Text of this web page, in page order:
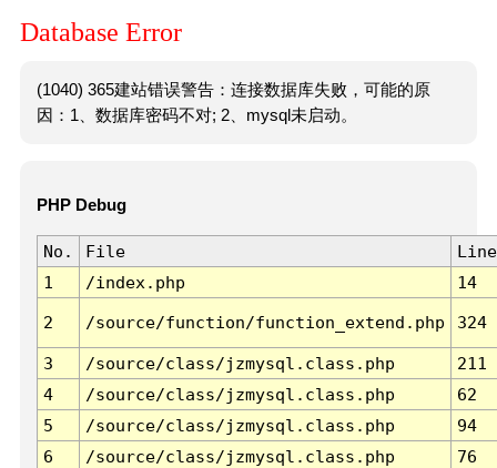
Database Error
(1040) 365建站错误警告：连接数据库失败，可能的原
因：1、数据库密码不对; 2、mysql未启动。
PHP Debug
No. File
Line
1
/index.php 14
2 /source/function/function_extend.php 324
3 /source/class/jzmysql.class.php
211
4
/source/class/jzmysql.class.php
62
5
/source/class/jzmysql.class.php
94
6
/source/class/jzmysql.class.php 76